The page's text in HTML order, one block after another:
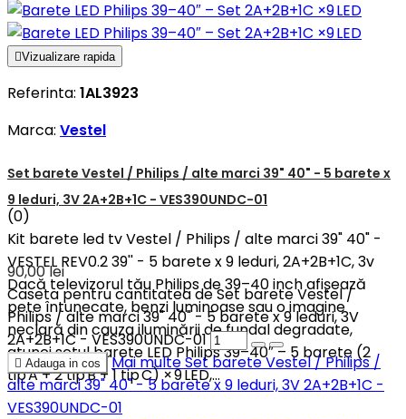
Vizualizare rapida
Referinta: 1AL3923
Marca: Vestel
Set barete Vestel / Philips / alte marci 39" 40" - 5 barete x
9 leduri, 3V 2A+2B+1C - VES390UNDC-01
(0)
Kit barete led tv Vestel / Philips / alte marci 39" 40" -
VESTEL REV0.2 39'' - 5 barete x 9 leduri, 2A+2B+1C, 3v
Dacă televizorul tău Philips de 39–40 inch afișează
pete întunecate, benzi luminoase sau o imagine
neclară din cauza iluminării de fundal degradate,
atunci setul barete LED Philips 39–40″ – 5 barete (2
tip A + 2 tip B + 1 tip C) × 9 LED,...
90,00 lei
Caseta pentru cantitatea de Set barete Vestel /
Philips / alte marci 39" 40" - 5 barete x 9 leduri, 3V
2A+2B+1C - VES390UNDC-01
 Adauga in cos Mai multeSet barete Vestel / Philips /
alte marci 39" 40" - 5 barete x 9 leduri, 3V 2A+2B+1C -
VES390UNDC-01